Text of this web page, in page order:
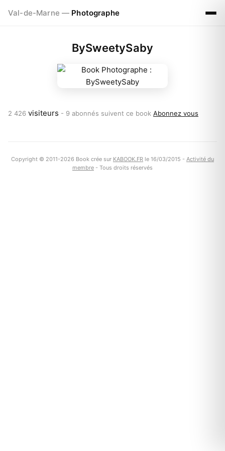
Val-de-Marne — Photographe
BySweetySaby
2 426 visiteurs - 9 abonnés suivent ce book Abonnez vous
Copyright © 2011-2026 Book crée sur KABOOK.FR le 16/03/2015 - Activité du
membre - Tous droits réservés